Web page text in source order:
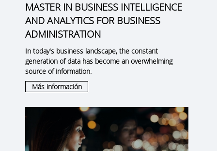
MASTER IN BUSINESS INTELLIGENCE
AND ANALYTICS FOR BUSINESS
ADMINISTRATION
In today's business landscape, the constant
generation of data has become an overwhelming
source of information.
Más información